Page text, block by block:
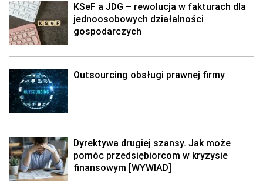
KSeF a JDG – rewolucja w fakturach dla
jednoosobowych działalności
gospodarczych
Outsourcing obsługi prawnej firmy
Dyrektywa drugiej szansy. Jak może
pomóc przedsiębiorcom w kryzysie
finansowym [WYWIAD]